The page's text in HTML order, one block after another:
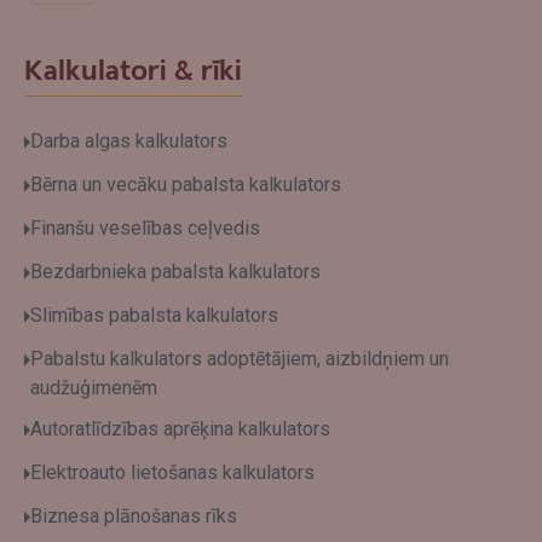
Kalkulatori & rīki
Darba algas kalkulators
Bērna un vecāku pabalsta kalkulators
Finanšu veselības ceļvedis
Bezdarbnieka pabalsta kalkulators
Slimības pabalsta kalkulators
Pabalstu kalkulators adoptētājiem, aizbildņiem un
audžuģimenēm
Autoratlīdzības aprēķina kalkulators
Elektroauto lietošanas kalkulators
Biznesa plānošanas rīks